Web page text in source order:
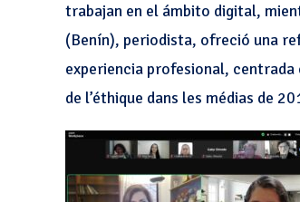
trabajan en el ámbito digital,
(Benín), periodista, ofreció una
experiencia profesional,
de l’éthique dans les médias de